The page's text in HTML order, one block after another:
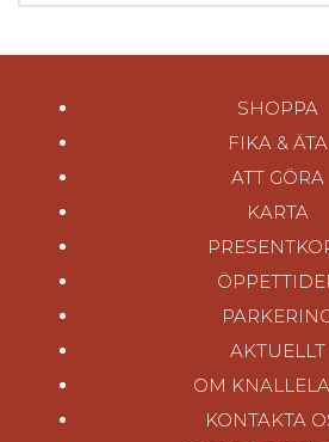
SHOPPA
FIKA & ÄTA
ATT GÖRA
KARTA
AKTUELLT
OM
KONTAKTA